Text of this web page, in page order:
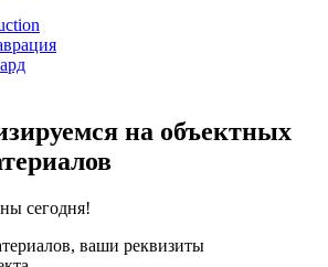
на объектных
сегодня!
ваши реквизиты